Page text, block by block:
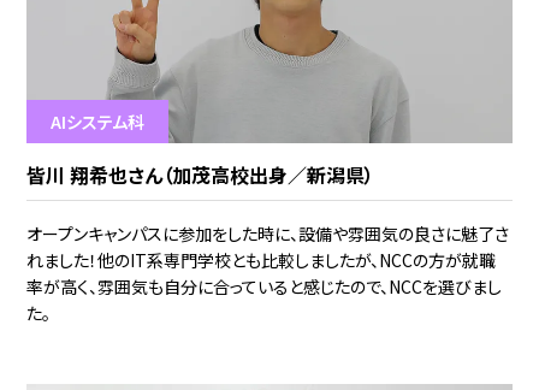
AIシステム科
皆川 翔希也さん（加茂高校出身／新潟県）
オープンキャンパスに参加をした時に、設備や雰囲気の良さに魅了さ
れました！他のIT系専門学校とも比較しましたが、NCCの方が就職
率が高く、雰囲気も自分に合っていると感じたので、NCCを選びまし
た。